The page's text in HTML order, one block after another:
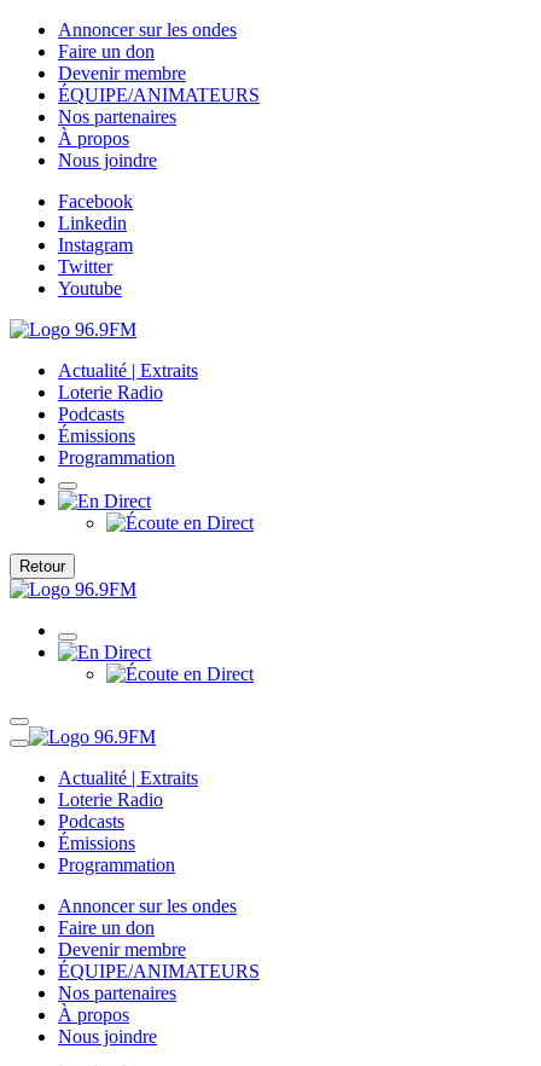
Annoncer sur les ondes
Faire un don
Devenir membre
ÉQUIPE/ANIMATEURS
Nos partenaires
À propos
Nous joindre
Facebook
Linkedin
Instagram
Twitter
Youtube
Actualité | Extraits
Loterie Radio
Podcasts
Émissions
Programmation
Retour
Actualité | Extraits
Loterie Radio
Podcasts
Émissions
Programmation
Annoncer sur les ondes
Faire un don
Devenir membre
ÉQUIPE/ANIMATEURS
Nos partenaires
À propos
Nous joindre